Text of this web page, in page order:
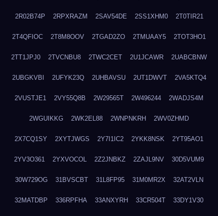
2R02B74P 2RPXRAZM 2SAV54DE 2SS1XHM0 2T0TIR21
2T4QFIOC 2T8M8OOV 2TGAD2ZO 2TMUAAY5 2TOT3HO1
2TT1JPJ0 2TVCNBU8 2TWC2CET 2U1JCAWR 2UABCBNW
2UBGKVBI 2UFYK23Q 2UHBAVSU 2UT1DWVT 2VA5KTQ4
2VUSTJE1 2VY55Q8B 2W29565T 2W496244 2WADJS4M
2WGUIKKG 2WK2EL88 2WNPNKRH 2WV0ZHMD
2X7CQ1SY 2XYTJWGS 2Y7I1IC2 2YKK8NSK 2YT95AO1
2YV3O361 2YXVOCOL 2Z2JNBKZ 2ZAJL9NV 30D5VUM9
30W729OG 31BVSCBT 31L8FP95 31M0MR2X 32AT2VLN
32MATDBP 336RPFHA 33ANXYRH 33CR504T 33DY1V30